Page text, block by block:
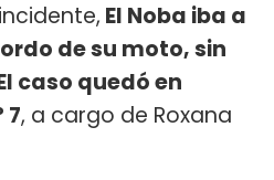
El Noba iba a
de su moto, sin
caso quedó en
7, a cargo de Roxana